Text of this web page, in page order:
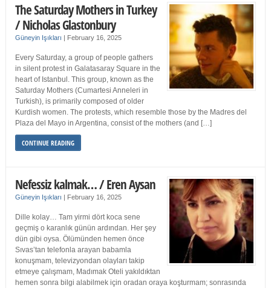
The Saturday Mothers in Turkey
/ Nicholas Glastonbury
Güneyin Işıkları | February 16, 2025
Every Saturday, a group of people gathers
in silent protest in Galatasaray Square in the
heart of Istanbul. This group, known as the
Saturday Mothers (Cumartesi Anneleri in
Turkish), is primarily composed of older
Kurdish women. The protests, which resemble those by the Madres del
Plaza del Mayo in Argentina, consist of the mothers (and […]
CONTINUE READING
Nefessiz kalmak… / Eren Aysan
Güneyin Işıkları | February 16, 2025
Dille kolay… Tam yirmi dört koca sene
geçmiş o karanlık günün ardından. Her şey
dün gibi oysa. Ölümünden hemen önce
Sıvas’tan telefonla arayan babamla
konuşmam, televizyondan olayları takip
etmeye çalışmam, Madımak Oteli yakıldıktan
hemen sonra bilgi alabilmek için oradan oraya koşturmam; sonrasında